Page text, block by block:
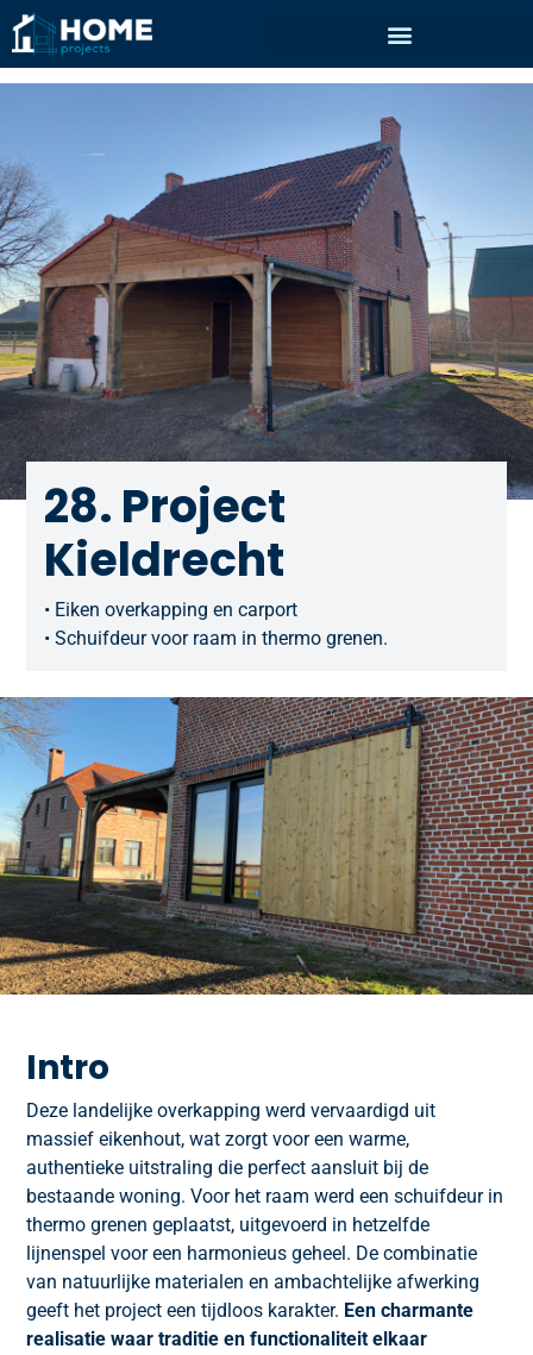
28. Project
Kieldrecht
• Eiken overkapping en carport
• Schuifdeur voor raam in thermo grenen.
Intro
Deze landelijke overkapping werd vervaardigd uit
massief eikenhout, wat zorgt voor een warme,
authentieke uitstraling die perfect aansluit bij de
bestaande woning. Voor het raam werd een schuifdeur in
thermo grenen geplaatst, uitgevoerd in hetzelfde
lijnenspel voor een harmonieus geheel. De combinatie
van natuurlijke materialen en ambachtelijke afwerking
geeft het project een tijdloos karakter. Een charmante
realisatie waar traditie en functionaliteit elkaar